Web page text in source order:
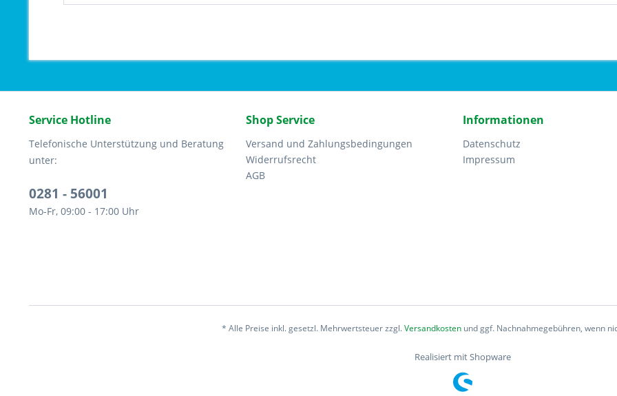
Service Hotline
Telefonische Unterstützung und Beratung
unter:
0281 - 56001
Mo-Fr, 09:00 - 17:00 Uhr
Shop Service
Versand und Zahlungsbedingungen
Widerrufsrecht
AGB
Informationen
Datenschutz
Impressum
* Alle Preise inkl. gesetzl. Mehrwertsteuer zzgl.Versandkostenund ggf. Nachnahmegebühren, wenn
Realisiert mit Shopware